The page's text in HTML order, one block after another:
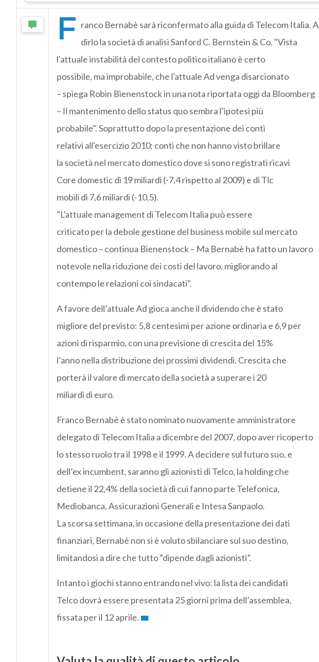
F ranco Bernabè sarà riconfermato alla guida di Telecom Italia. A
dirlo la società di analisi Sanford C. Bernstein & Co. "Vista
l'attuale instabilità del contesto politico italiano è certo
possibile, ma improbabile, che l'attuale Ad venga disarcionato
– spiega Robin Bienenstock in una nota riportata oggi da Bloomberg
– Il mantenimento dello status quo sembra l’ipotesi più
probabile". Soprattutto dopo la presentazione dei conti
relativi all'esercizio 2010; conti che non hanno visto brillare
la società nel mercato domestico dove si sono registrati ricavi
Core domestic di 19 miliardi (-7,4 rispetto al 2009) e di Tlc
mobili di 7,6 miliardi (-10,5).
"L'attuale management di Telecom Italia può essere
criticato per la debole gestione del business mobile sul mercato
domestico – continua Bienenstock – Ma Bernabè ha fatto un lavoro
notevole nella riduzione dei costi del lavoro, migliorando al
contempo le relazioni coi sindacati".
A favore dell’attuale Ad gioca anche il dividendo che è stato
migliore del previsto: 5,8 centesimi per azione ordinaria e 6,9 per
azioni di risparmio, con una previsione di crescita del 15%
l’anno nella distribuzione dei prossimi dividendi. Crescita che
porterà il valore di mercato della società a superare i 20
miliardi di euro.
Franco Bernabè è stato nominato nuovamente amministratore
delegato di Telecom Italia a dicembre del 2007, dopo aver ricoperto
lo stesso ruolo tra il 1998 e il 1999. A decidere sul futuro suo, e
dell’ex incumbent, saranno gli azionisti di Telco, la holding che
detiene il 22,4% della società di cui fanno parte Telefonica,
Mediobanca, Assicurazioni Generali e Intesa Sanpaolo.
La scorsa settimana, in occasione della presentazione dei dati
finanziari, Bernabè non si è voluto sbilanciare sul suo destino,
limitandosi a dire che tutto “dipende dagli azionisti”.
Intanto i giochi stanno entrando nel vivo: la lista dei candidati
Telco dovrà essere presentata 25 giorni prima dell’assemblea,
fissata per il 12 aprile.